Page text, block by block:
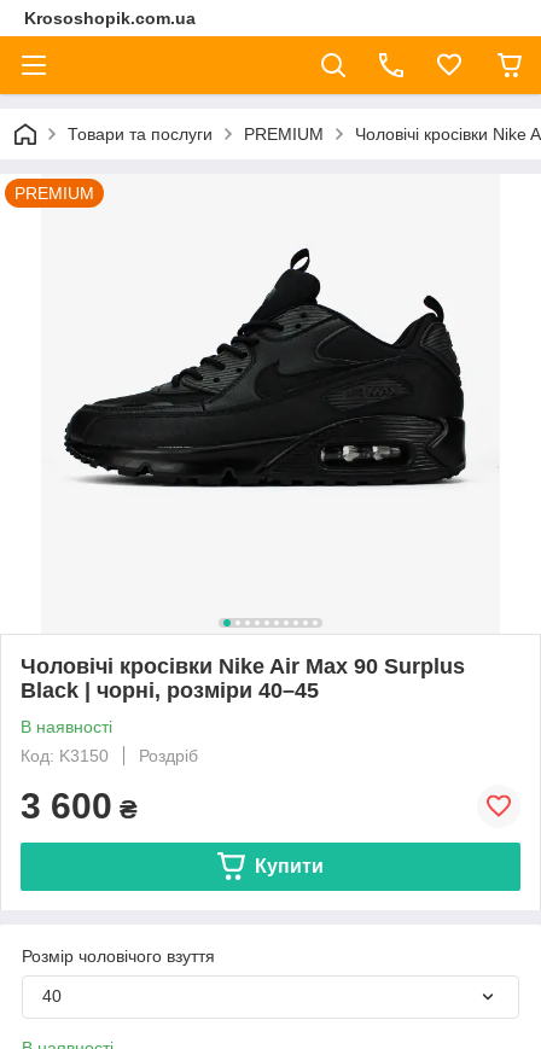
Krososhopik.com.ua
Товари та послуги PREMIUM Чоловічі кросівки
PREMIUM
Чоловічі кросівки Nike Air Max 90 Surplus
Black | чорні, розміри 40–45
В наявності
Код: K3150
Роздріб
3 600 ₴
Купити
Розмір чоловічого взуття
40